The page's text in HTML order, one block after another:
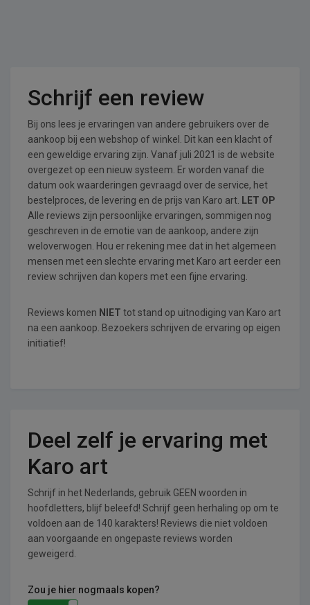
Schrijf een review
Bij ons lees je ervaringen van andere gebruikers over de
aankoop bij een webshop of winkel. Dit kan een klacht of
een geweldige ervaring zijn. Vanaf juli 2021 is de website
overgezet op een nieuw systeem. Er worden vanaf die
datum ook waarderingen gevraagd over de service, het
bestelproces, de levering en de prijs van Karo art. LET OP
Alle reviews zijn persoonlijke ervaringen, sommigen nog
geschreven in de emotie van de aankoop, andere zijn
weloverwogen. Hou er rekening mee dat in het algemeen
mensen met een slechte ervaring met Karo art eerder een
review schrijven dan kopers met een fijne ervaring.
Reviews komen NIET tot stand op uitnodiging van Karo art
na een aankoop. Bezoekers schrijven de ervaring op eigen
initiatief!
Deel zelf je ervaring met
Karo art
Schrijf in het Nederlands, gebruik GEEN woorden in
hoofdletters, blijf beleefd! Schrijf geen herhaling op om te
voldoen aan de 140 karakters! Reviews die niet voldoen
aan voorgaande en ongepaste reviews worden
geweigerd.
Zou je hier nogmaals kopen?